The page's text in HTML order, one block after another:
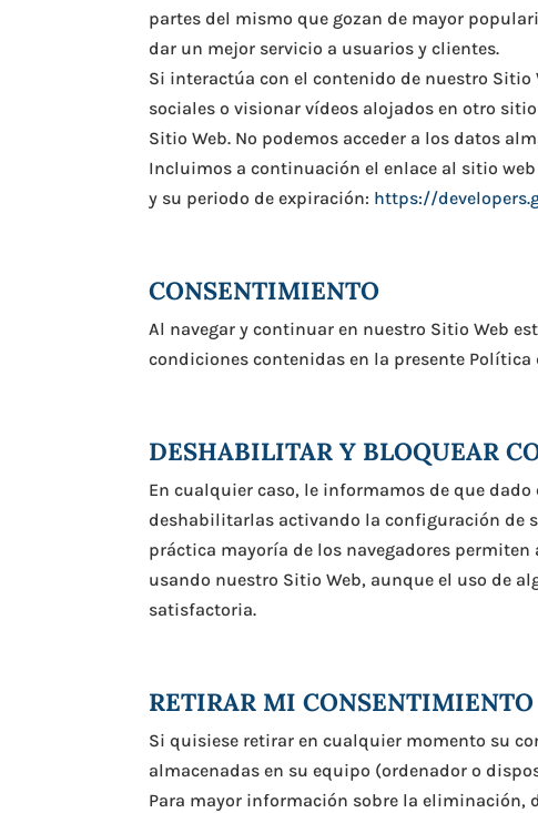
partes del mismo que gozan de mayor
dar un mejor servicio a usuarios y clientes.
Si interactúa con el contenido de nuestro Sitio
sociales o visionar vídeos alojados en otro
Sitio Web. No podemos acceder a los datos
Incluimos a continuación el enlace al sitio
y su periodo de expiración: https://
CONSENTIMIENTO
Al navegar y continuar en nuestro Sitio Web
condiciones contenidas en la presente Política
DESHABILITAR Y BLOQUEAR
En cualquier caso, le informamos de que
deshabilitarlas activando la configuración de
práctica mayoría de los navegadores
usando nuestro Sitio Web, aunque el uso de
satisfactoria.
RETIRAR MI CONSENTIMIENTO
Si quisiese retirar en cualquier momento su
almacenadas en su equipo (ordenador o
Para mayor información sobre la eliminación,